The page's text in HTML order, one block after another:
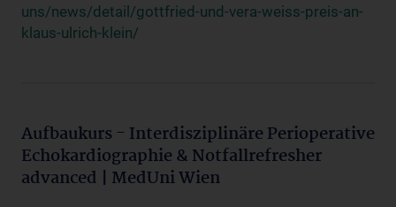
uns/news/detail/gottfried-und-vera-weiss-preis-an-
klaus-ulrich-klein/
Aufbaukurs - Interdisziplinäre Perioperative
Echokardiographie & Notfallrefresher
advanced | MedUni Wien